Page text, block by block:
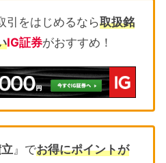
引をはじめるなら取扱銘
IG証券がおすすめ！
』でお得にポイントが